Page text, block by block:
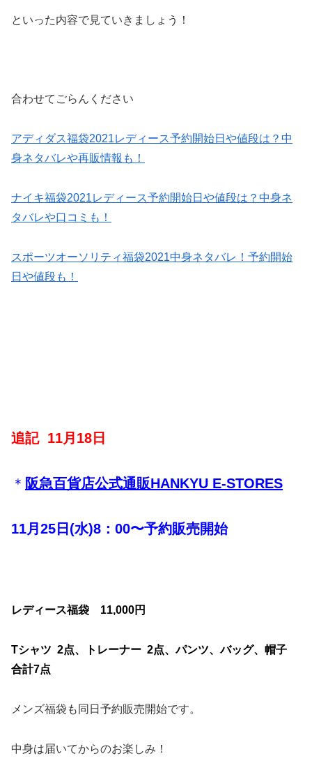
といった内容で見ていきましょう！
合わせてごらんください
アディダス福袋2021レディース予約開始日や値段は？中
身ネタバレや再販情報も！
ナイキ福袋2021レディース予約開始日や値段は？中身ネ
タバレや口コミも！
スポーツオーソリティ福袋2021中身ネタバレ！予約開始
日や値段も！
追記 11月18日
＊ 阪急百貨店公式通販HANKYU E-STORES
11月25日(水)8：00〜予約販売開始
レディース福袋 11,000円
Tシャツ 2点、トレーナー 2点、パンツ、バッグ、帽子
合計7点
メンズ福袋も同日予約販売開始です。
中身は届いてからのお楽しみ！